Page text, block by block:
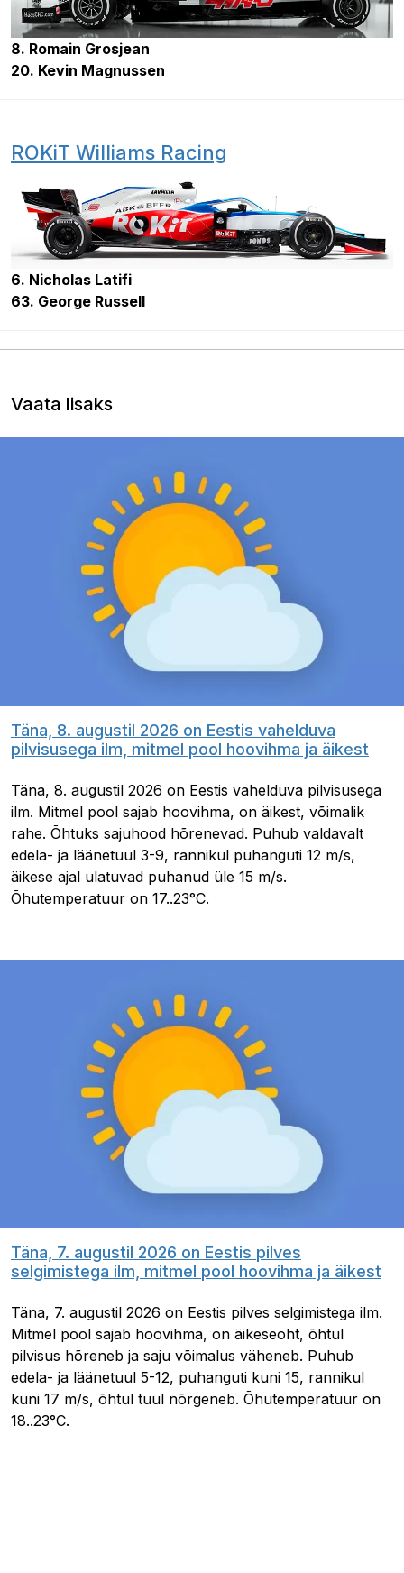
8. Romain Grosjean
20. Kevin Magnussen
ROKiT Williams Racing
6. Nicholas Latifi
63. George Russell
Vaata lisaks
Täna, 8. augustil 2026 on Eestis vahelduva
pilvisusega ilm, mitmel pool hoovihma ja äikest
Täna, 8. augustil 2026 on Eestis vahelduva pilvisusega
ilm. Mitmel pool sajab hoovihma, on äikest, võimalik
rahe. Õhtuks sajuhood hõrenevad. Puhub valdavalt
edela- ja läänetuul 3-9, rannikul puhanguti 12 m/s,
äikese ajal ulatuvad puhanud üle 15 m/s.
Õhutemperatuur on 17..23°C.
Täna, 7. augustil 2026 on Eestis pilves
selgimistega ilm, mitmel pool hoovihma ja äikest
Täna, 7. augustil 2026 on Eestis pilves selgimistega ilm.
Mitmel pool sajab hoovihma, on äikeseoht, õhtul
pilvisus hõreneb ja saju võimalus väheneb. Puhub
edela- ja läänetuul 5-12, puhanguti kuni 15, rannikul
kuni 17 m/s, õhtul tuul nõrgeneb. Õhutemperatuur on
18..23°C.